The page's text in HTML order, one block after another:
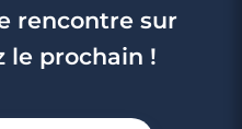
rencontre sur
le prochain !